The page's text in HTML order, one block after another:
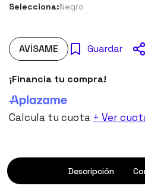
Selecciona:Negro
AVÍSAME Guardar
¡Financia tu compra!
Calcula tu cuota + Ver
Descripción